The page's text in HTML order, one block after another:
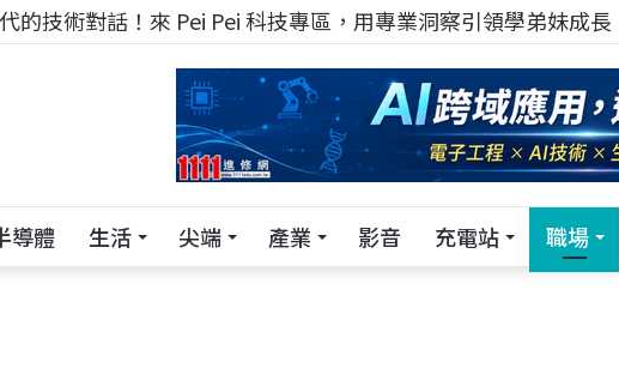
的經驗傳承地！在 Pei Pei 科技專區，與學弟妹交流最硬核的技術
導體 生活 尖端 產業 影音 充電站 職場